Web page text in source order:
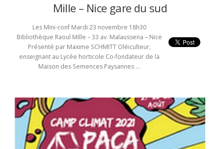
Mille – Nice gare du sud
Les Mini-conf Mardi 23 novembre 18h30
Bibliothèque Raoul Mille – 33 av. Malaussena – Nice
Présenté par Maxime SCHMITT Oléiculteur,
enseignant au Lycée horticole Co-fondateur de la
Maison des Semences Paysannes …